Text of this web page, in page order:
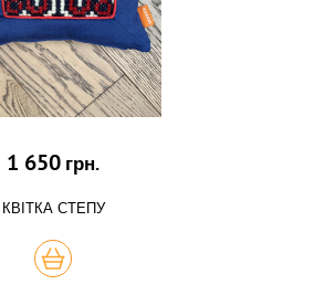
1 650 грн.
КВІТКА СТЕПУ
КУПИТЬ